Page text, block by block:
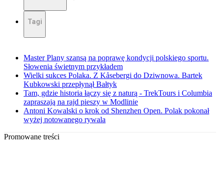
Tagi
Master Plany szansą na poprawę kondycji polskiego sportu.
Słowenia świetnym przykładem
Wielki sukces Polaka. Z Kåsebergi do Dziwnowa. Bartek
Kubkowski przepłynął Bałtyk
Tam, gdzie historia łączy się z naturą - TrekTours i Columbia
zapraszają na rajd pieszy w Modlinie
Antoni Kowalski o krok od Shenzhen Open. Polak pokonał
wyżej notowanego rywala
Promowane treści